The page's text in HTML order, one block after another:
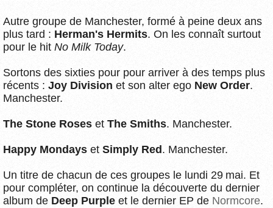
Autre groupe de Manchester, formé à peine deux ans
plus tard : Herman's Hermits. On les connaît surtout
pour le hit No Milk Today.
Sortons des sixties pour pour arriver à des temps plus
récents : Joy Division et son alter ego New Order.
Manchester.
The Stone Roses et The Smiths. Manchester.
Happy Mondays et Simply Red . Manchester.
Un titre de chacun de ces groupes le lundi 29 mai. Et
pour compléter, on continue la découverte du dernier
album de Deep Purple et le dernier EP de Normcore.